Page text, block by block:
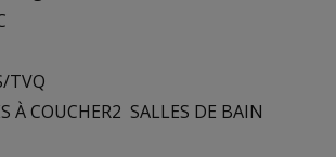
TVQ
À COUCHER2 SALLES DE BAIN